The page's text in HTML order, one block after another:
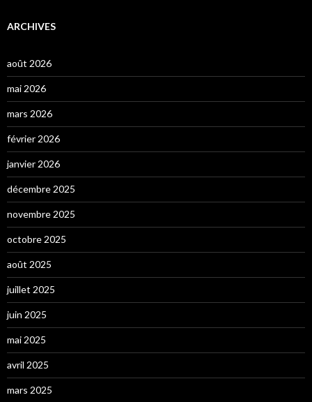
ARCHIVES
août 2026
mai 2026
mars 2026
février 2026
janvier 2026
décembre 2025
novembre 2025
octobre 2025
août 2025
juillet 2025
juin 2025
mai 2025
avril 2025
mars 2025